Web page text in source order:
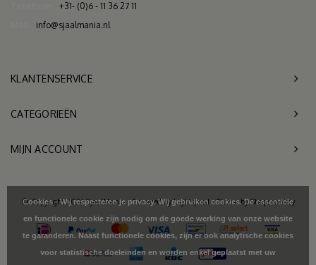
+31- (0)6 - 11 36 27 11
info@sjaalmania.nl
KLANTENSERVICE
CATEGORIEËN
MIJN ACCOUNT
© Copyright 2026 SjaalMania - Powered byLightspeed - Theme byShopmonkey
Cookies - Wij respecteren je privacy. Wij gebruiken cookies. De essentiële
en functionele cookie zijn nodig om de goede werking van onze website
te garanderen. Naast functionele cookies, zijn er ook analytische cookies
voor statistische doeleinden en worden enkel geplaatst met uw